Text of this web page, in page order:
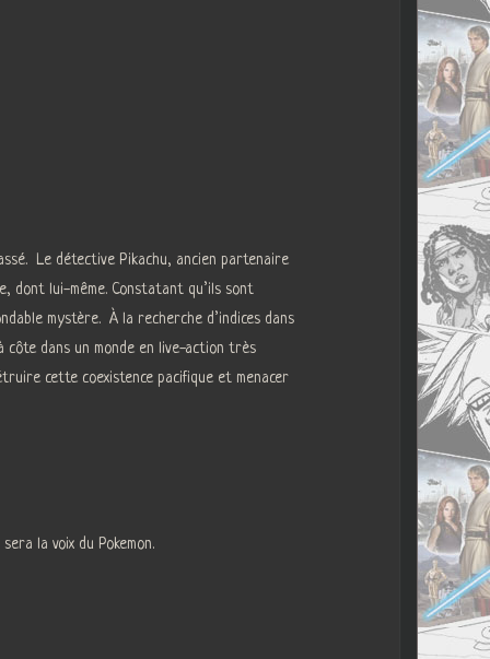
Le détective Pikachu, ancien partenaire
dont lui-même. Constatant qu’ils sont
mystère. À la recherche d’indices dans
côte dans un monde en live-action très
cette coexistence pacifique et menacer
la voix du Pokemon.